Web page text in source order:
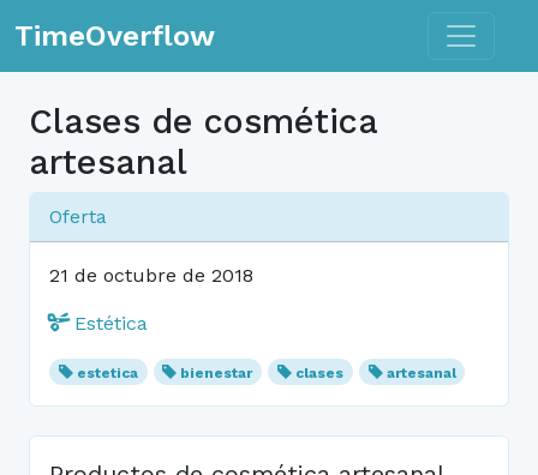
TimeOverflow Toggle
Clases de cosmética
artesanal
Oferta
21 de octubre de 2018
Estética
estetica bienestar clases artesanal